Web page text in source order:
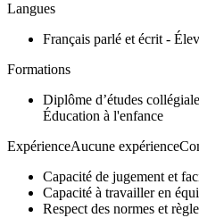
Langues
Français parlé et écrit -
Formations
Diplôme d’études
Éducation à l'enfance
ExpérienceAucune
Capacité de jugement et
Capacité à travailler en
Respect des normes et